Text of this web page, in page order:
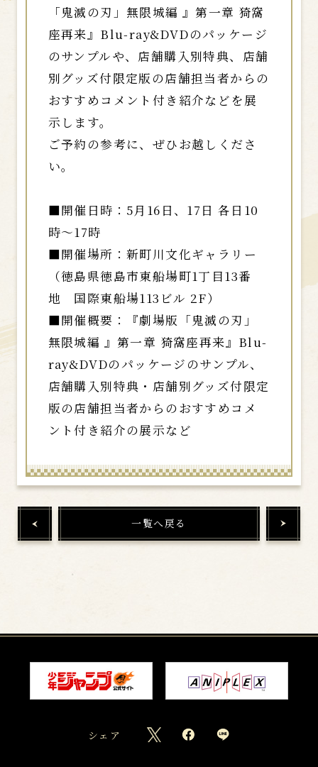
「鬼滅の刃」無限城編 』第一章 猗窩
座再来』Blu-ray&DVDのパッケージ
のサンプルや、店舗購入別特典、店舗
別グッズ付限定版の店舗担当者からの
おすすめコメント付き紹介などを展
示します。
ご予約の参考に、ぜひお越しくださ
い。
■開催日時：5月16日、17日 各日10
時～17時
■開催場所：新町川文化ギャラリー
（徳島県徳島市東船場町1丁目13番
地 国際東船場113ビル 2F）
■開催概要：『劇場版「鬼滅の刃」
無限城編 』第一章 猗窩座再来』Blu-
ray&DVDのパッケージのサンプル、
店舗購入別特典・店舗別グッズ付限定
版の店舗担当者からのおすすめコメ
ント付き紹介の展示など
一覧へ戻る
シェア